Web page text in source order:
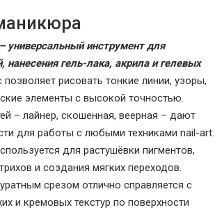
универсальный инструмент для
нанесения гель-лака, акрила и гелевых
позволяет рисовать тонкие линии, узоры,
элементы с высокой точностью.
– лайнер, скошенная, веерная – дают
для работы с любыми техниками nail-art.
для растушёвки пигментов,
и создания мягких переходов.
срезом отлично справляется с
и кремовых текстур по поверхности